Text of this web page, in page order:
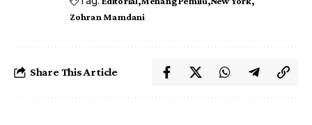
Zohran Mamdani
Share This Article